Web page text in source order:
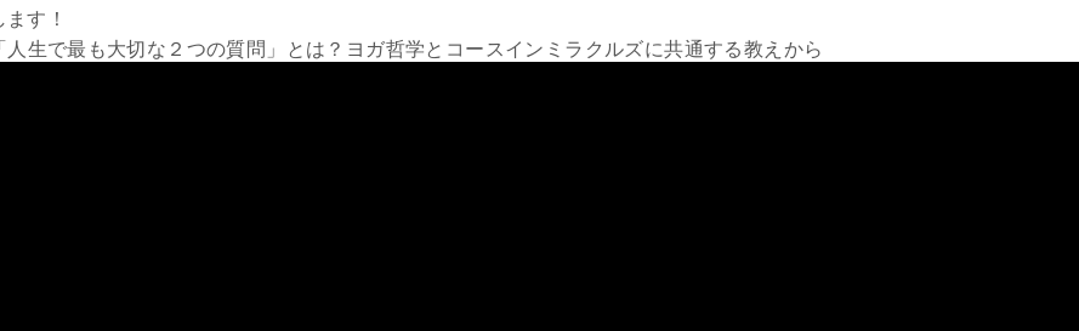
す！
生で最も大切な２つの質問」とは？ヨガ哲学とコースインミラクルズに共通する教えから